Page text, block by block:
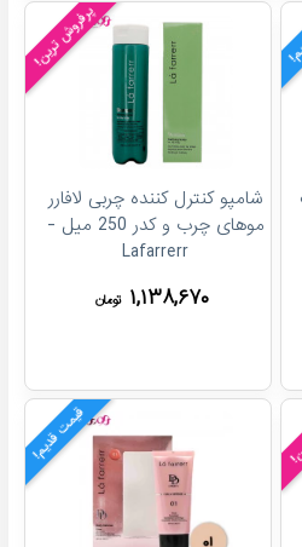
پرفروش ترین!
شامپو کنترل کننده چربی لافارر
موهای چرب و کدر 250 میل -
Lafarrerr
۱,۱۳۸,۶۷۰ تومان
قیمت قدیم!